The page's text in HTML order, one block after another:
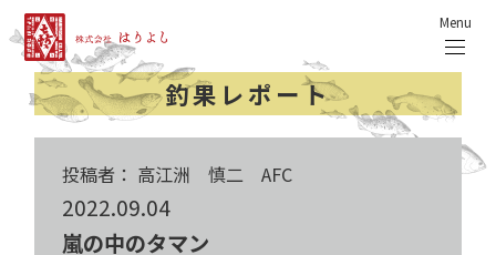
Menu
釣果レポート
投稿者： 高江洲 慎二 AFC
2022.09.04
嵐の中のタマン